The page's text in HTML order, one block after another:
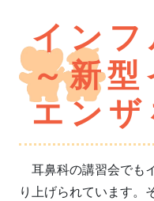
イン
～新
エン
耳鼻科の講習会でも
り上げられています。